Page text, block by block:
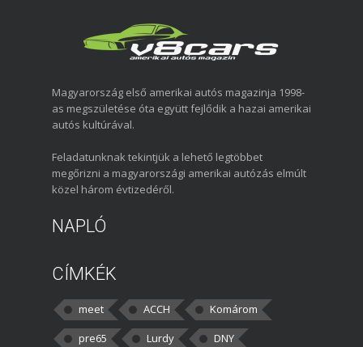
Magyarország első amerikai autós magazinja 1998-
as megszületése óta együtt fejlődik a hazai amerikai
autós kultúrával.
Feladatunknak tekintjük a lehető legtöbbet
megőrizni a magyarországi amerikai autózás elmúlt
közel három évtizedéről.
NAPLÓ
CÍMKÉK
meet ACCH
Komárom
pre65
Lurdy DNY